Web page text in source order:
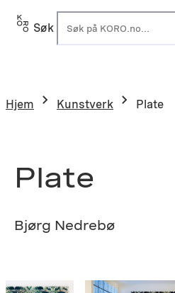
Hopp
Søk
Hjem Kunstverk Plate
Plate
Bjørg Nedrebø